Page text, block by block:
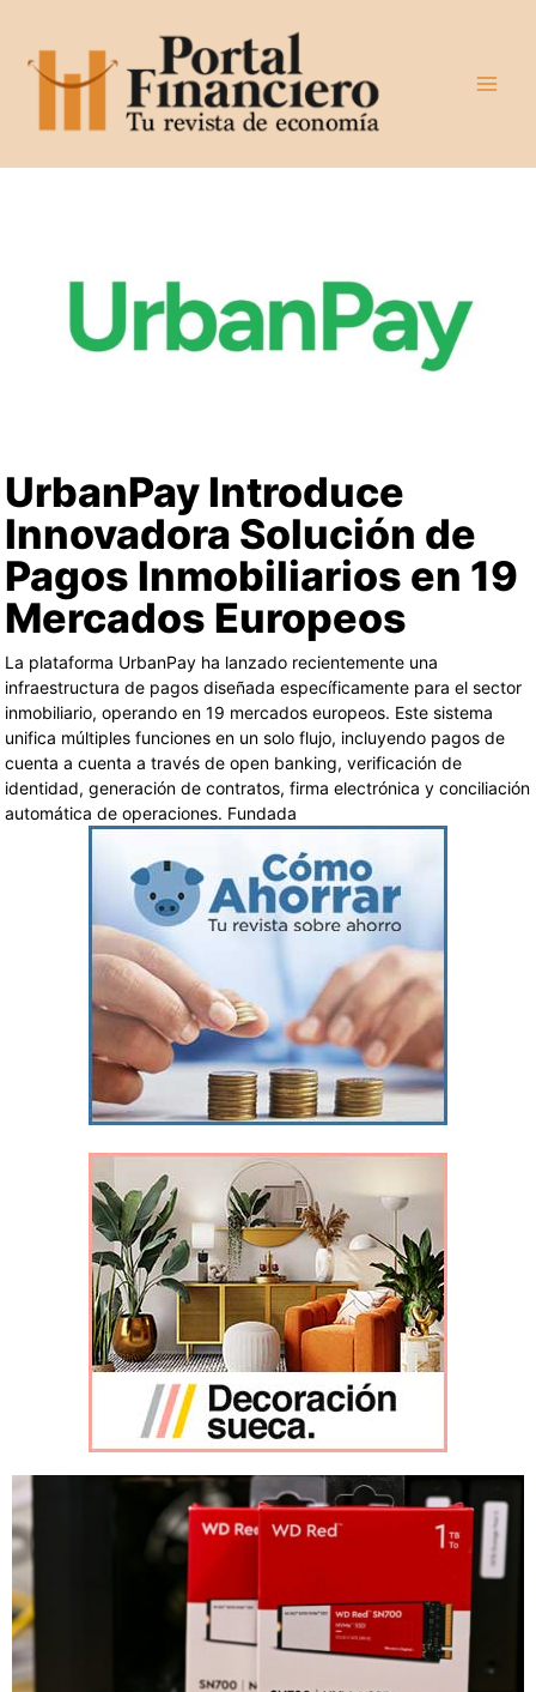
contenido
UrbanPay Introduce
Innovadora Solución de
Pagos Inmobiliarios en 19
Mercados Europeos
La plataforma UrbanPay ha lanzado recientemente una
infraestructura de pagos diseñada específicamente para el sector
inmobiliario, operando en 19 mercados europeos. Este sistema
unifica múltiples funciones en un solo flujo, incluyendo pagos de
cuenta a cuenta a través de open banking, verificación de
identidad, generación de contratos, firma electrónica y conciliación
automática de operaciones. Fundada